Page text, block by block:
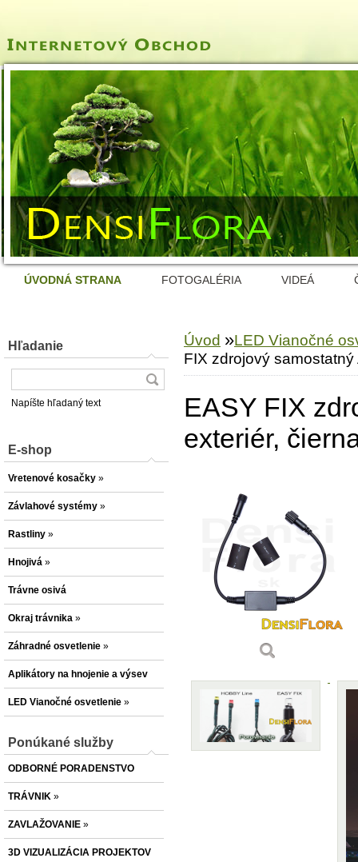
ÚVODNÁ STRANA FOTOGALÉRIA VIDEÁ
Hľadanie
Napíšte hľadaný text
E-shop
Vretenové kosačky »
Závlahové systémy »
Rastliny »
Hnojivá »
Trávne osivá
Okraj trávnika »
Záhradné osvetlenie »
Aplikátory na hnojenie a výsev
LED Vianočné osvetlenie »
Ponúkané služby
ODBORNÉ PORADENSTVO
TRÁVNIK »
ZAVLAŽOVANIE »
3D VIZUALIZÁCIA PROJEKTOV
Úvod »LED Vianočné
FIX zdrojový
EASY FIX
exteriér,